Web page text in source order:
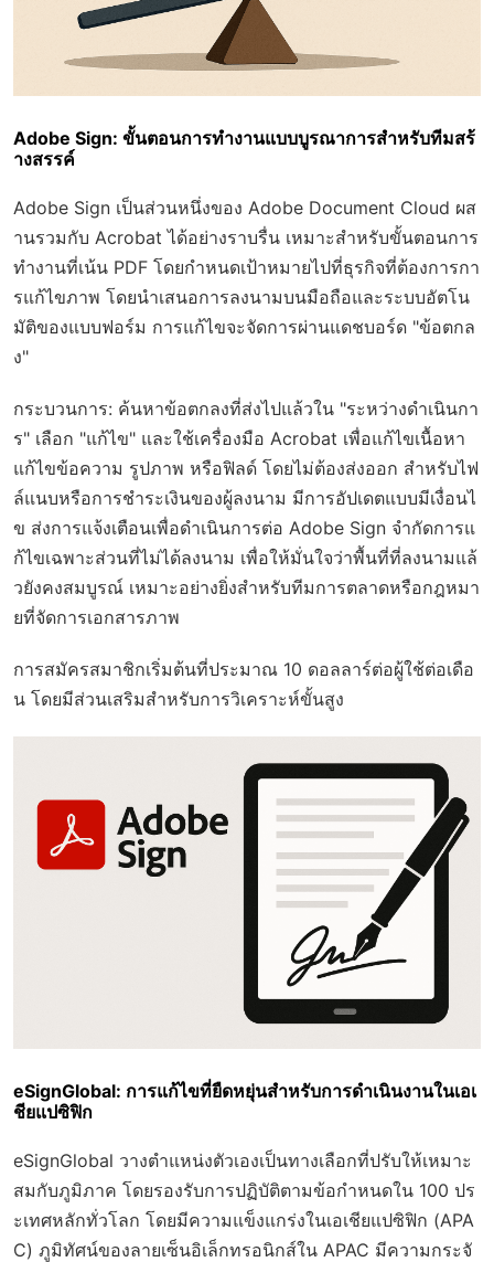
Adobe Sign: ขั้นตอนการทำงานแบบบูรณาการสำหรับทีมสร้
างสรรค์
Adobe Sign เป็นส่วนหนึ่งของ Adobe Document Cloud ผส
านรวมกับ Acrobat ได้อย่างราบรื่น เหมาะสำหรับขั้นตอนการ
ทำงานที่เน้น PDF โดยกำหนดเป้าหมายไปที่ธุรกิจที่ต้องการกา
รแก้ไขภาพ โดยนำเสนอการลงนามบนมือถือและระบบอัตโน
มัติของแบบฟอร์ม การแก้ไขจะจัดการผ่านแดชบอร์ด "ข้อตกล
ง"
กระบวนการ: ค้นหาข้อตกลงที่ส่งไปแล้วใน "ระหว่างดำเนินกา
ร" เลือก "แก้ไข" และใช้เครื่องมือ Acrobat เพื่อแก้ไขเนื้อหา
แก้ไขข้อความ รูปภาพ หรือฟิลด์ โดยไม่ต้องส่งออก สำหรับไฟ
ล์แนบหรือการชำระเงินของผู้ลงนาม มีการอัปเดตแบบมีเงื่อนไ
ข ส่งการแจ้งเตือนเพื่อดำเนินการต่อ Adobe Sign จำกัดการแ
ก้ไขเฉพาะส่วนที่ไม่ได้ลงนาม เพื่อให้มั่นใจว่าพื้นที่ที่ลงนามแล้
วยังคงสมบูรณ์ เหมาะอย่างยิ่งสำหรับทีมการตลาดหรือกฎหมา
ยที่จัดการเอกสารภาพ
การสมัครสมาชิกเริ่มต้นที่ประมาณ 10 ดอลลาร์ต่อผู้ใช้ต่อเดือ
น โดยมีส่วนเสริมสำหรับการวิเคราะห์ขั้นสูง
eSignGlobal: การแก้ไขที่ยืดหยุ่นสำหรับการดำเนินงานในเอเ
ชียแปซิฟิก
eSignGlobal วางตำแหน่งตัวเองเป็นทางเลือกที่ปรับให้เหมาะ
สมกับภูมิภาค โดยรองรับการปฏิบัติตามข้อกำหนดใน 100 ปร
ะเทศหลักทั่วโลก โดยมีความแข็งแกร่งในเอเชียแปซิฟิก (APA
C) ภูมิทัศน์ของลายเซ็นอิเล็กทรอนิกส์ใน APAC มีความกระจั